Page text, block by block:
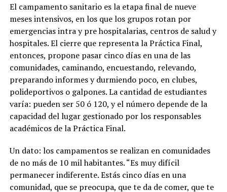
El campamento sanitario es la etapa final de nueve
meses intensivos, en los que los grupos rotan por
emergencias intra y pre hospitalarias, centros de salud y
hospitales. El cierre que representa la Práctica Final,
entonces, propone pasar cinco días en una de las
comunidades, caminando, encuestando, relevando,
preparando informes y durmiendo poco, en clubes,
polideportivos o galpones. La cantidad de estudiantes
varía: pueden ser 50 ó 120, y el número depende de la
capacidad del lugar gestionado por los responsables
académicos de la Práctica Final.
Un dato: los campamentos se realizan en comunidades
de no más de 10 mil habitantes. “Es muy difícil
permanecer indiferente. Estás cinco días en una
comunidad, que se preocupa, que te da de comer, que te